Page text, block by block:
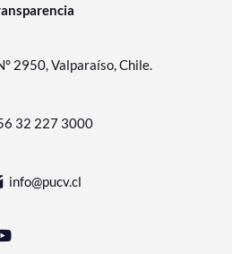
2950, Valparaíso, Chile.
32 227 3000
info@pucv.cl